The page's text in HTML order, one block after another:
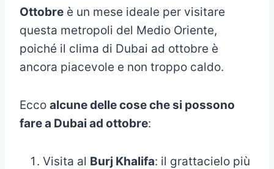
Ottobre è un mese ideale per visitare
questa metropoli del Medio Oriente,
poiché il clima di Dubai ad ottobre è
ancora piacevole e non troppo caldo.
Ecco alcune delle cose che si possono
fare a Dubai ad ottobre:
Visita al Burj Khalifa: il grattacielo più